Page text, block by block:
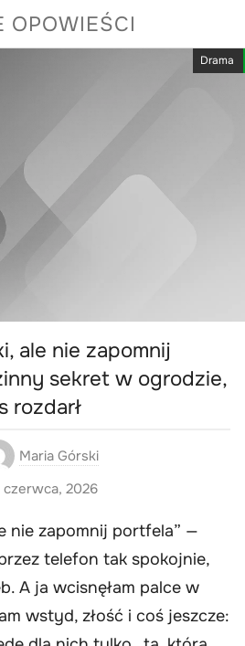
OPOWIEŚCI
Drama
ale nie zapomnij
sekret w ogrodzie,
rozdarł
Maria Górski
2026
nie zapomnij portfela” —
telefon tak spokojnie,
A ja wcisnęłam palce w
wstyd, złość i coś jeszcze: